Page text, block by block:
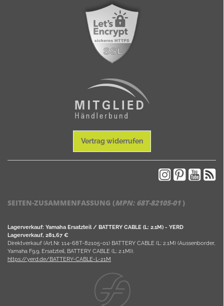
Vertrag widerrufen
SEITEN-ZUSAMMENFASSUNG (MPN: 68T-82105-01)
Lagerverkauf: Yamaha Ersatzteil / BATTERY CABLE (L: 2.1M) - YERD
Lagerverkauf, 281,67 €
Direktverkauf (Art.Nr. 114-68T-82105-01) BATTERY CABLE (L: 2.1M) (Aussenborder,
Yamaha F9.9, Ersatzteil, BATTERY CABLE (L: 2.1M)).
https://yerd.de/BATTERY-CABLE-L-21M